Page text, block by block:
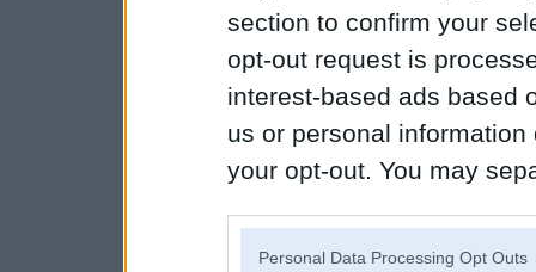
section to confirm your
opt-out request is
interest-based ads based
us or personal
your opt-out. You may
Personal Data Processing Opt Outs